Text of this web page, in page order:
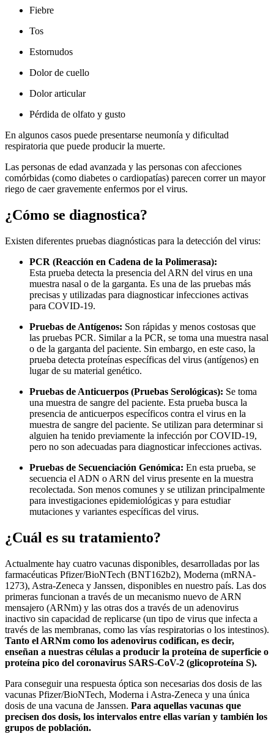
Fiebre
Tos
Estornudos
Dolor de cuello
Dolor articular
Pérdida de olfato y gusto
En algunos casos puede presentarse neumonía y dificultad
respiratoria que puede producir la muerte.
Las personas de edad avanzada y las personas con afecciones
comórbidas (como diabetes o cardiopatías) parecen correr un mayor
riego de caer gravemente enfermos por el virus.
¿Cómo se diagnostica?
Existen diferentes pruebas diagnósticas para la detección del virus:
PCR (Reacción en Cadena de la Polimerasa):
Esta prueba detecta la presencia del ARN del virus en una
muestra nasal o de la garganta. Es una de las pruebas más
precisas y utilizadas para diagnosticar infecciones activas
para COVID-19.
Pruebas de Antígenos: Son rápidas y menos costosas que
las pruebas PCR. Similar a la PCR, se toma una muestra nasal
o de la garganta del paciente. Sin embargo, en este caso, la
prueba detecta proteínas específicas del virus (antígenos) en
lugar de su material genético.
Pruebas de Anticuerpos (Pruebas Serológicas): Se toma
una muestra de sangre del paciente. Esta prueba busca la
presencia de anticuerpos específicos contra el virus en la
muestra de sangre del paciente. Se utilizan para determinar si
alguien ha tenido previamente la infección por COVID-19,
pero no son adecuadas para diagnosticar infecciones activas.
Pruebas de Secuenciación Genómica: En esta prueba, se
secuencia el ADN o ARN del virus presente en la muestra
recolectada. Son menos comunes y se utilizan principalmente
para investigaciones epidemiológicas y para estudiar
mutaciones y variantes específicas del virus.
¿Cuál es su tratamiento?
Actualmente hay cuatro vacunas disponibles, desarrolladas por las
farmacéuticas Pfizer/BioNTech (BNT162b2), Moderna (mRNA-
1273), Astra-Zeneca y Janssen, disponibles en nuestro país. Las dos
primeras funcionan a través de un mecanismo nuevo de ARN
mensajero (ARNm) y las otras dos a través de un adenovirus
inactivo sin capacidad de replicarse (un tipo de virus que infecta a
través de las membranas, como las vías respiratorias o los intestinos).
Tanto el ARNm como los adenovirus codifican, es decir,
enseñan a nuestras células a producir la proteína de superficie o
proteína pico del coronavirus SARS-CoV-2 (glicoproteína S).
Para conseguir una respuesta óptica son necesarias dos dosis de las
vacunas Pfizer/BioNTech, Moderna i Astra-Zeneca y una única
dosis de una vacuna de Janssen. Para aquellas vacunas que
precisen dos dosis, los intervalos entre ellas varían y también los
grupos de población.